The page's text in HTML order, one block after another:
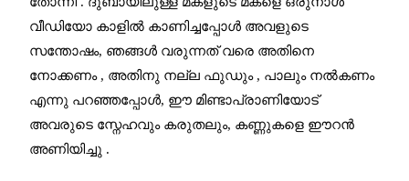
വീഡിയോ കാളിൽ കാണിച്ചപ്പോൾ അവളുടെ
സന്തോഷം, ഞങ്ങൾ വരുന്നത് വരെ അതിനെ
നോക്കണം , അതിനു നല്ല ഫുഡും , പാലും നൽകണം
എന്നു പറഞ്ഞപ്പോൾ, ഈ മിണ്ടാപ്രാണിയോട്
അവരുടെ സ്നേഹവും കരുതലും, കണ്ണുകളെ ഈറൻ
അണിയിച്ചു .